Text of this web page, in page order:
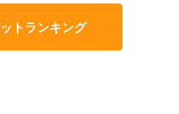
トランキング